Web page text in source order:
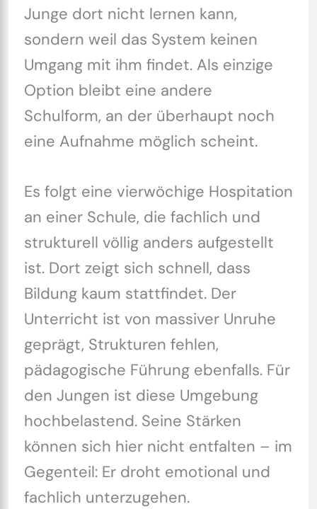
Junge dort nicht lernen kann,
sondern weil das System keinen
Umgang mit ihm findet. Als einzige
Option bleibt eine andere
Schulform, an der überhaupt noch
eine Aufnahme möglich scheint.
Es folgt eine vierwöchige Hospitation
an einer Schule, die fachlich und
strukturell völlig anders aufgestellt
ist. Dort zeigt sich schnell, dass
Bildung kaum stattfindet. Der
Unterricht ist von massiver Unruhe
geprägt, Strukturen fehlen,
pädagogische Führung ebenfalls. Für
den Jungen ist diese Umgebung
hochbelastend. Seine Stärken
können sich hier nicht entfalten – im
Gegenteil: Er droht emotional und
fachlich unterzugehen.